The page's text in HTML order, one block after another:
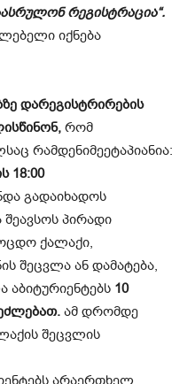
რეგისტრაცია“.
იქნება
დარეგისტრირების
რომ
რამდენიმეეტაპიანია:
18:00
გადაიხადოს
პირადი
ქალაქი,
შეცვლა ან დამატება,
აბიტურიენტებს 10
ამ დრომდე
შეცვლის